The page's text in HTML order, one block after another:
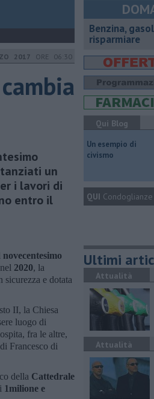
2017 ORE 06:30
un
i lavori di
entro il
novecentesimo
2020, la
sicurezza e dotata
II, la Chiesa
luogo di
fra le altre,
Francesco di
della Cattedrale
1milione e
​Benzina,
risparmiare
Qui Blog
​Un esempio di
civismo
QUI Condoglianze
Ultimi
Attualità
Attualità